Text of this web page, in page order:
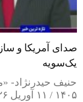
صدای آمریکا و
یک‌سویه